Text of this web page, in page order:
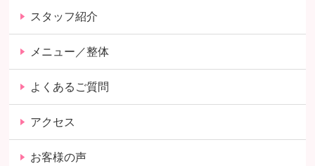
スタッフ紹介
メニュー／整体
よくあるご質問
アクセス
お客様の声